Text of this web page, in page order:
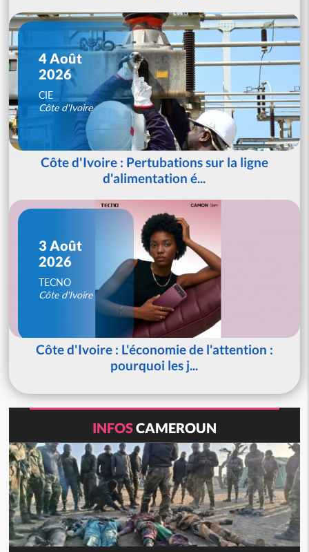
4 Août
2026
CIE
Côte d'Ivoire
Côte d'Ivoire : Pertubations sur la ligne
d'alimentation é...
3 Août
2026
TECNO
Côte d'Ivoire
Côte d'Ivoire : L'économie de l'attention :
pourquoi les j...
INFOSCAMEROUN